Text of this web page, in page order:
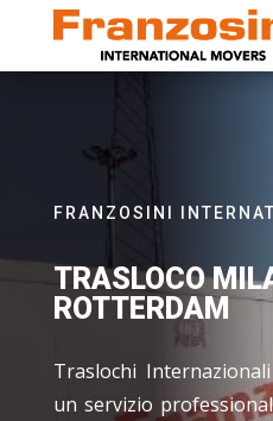
FRANZOSINI
TRASLOCO
ROTTERDAM
Traslochi
un servizio